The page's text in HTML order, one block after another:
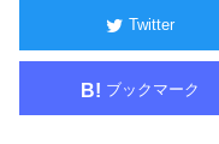
Twitter
B! ブックマーク